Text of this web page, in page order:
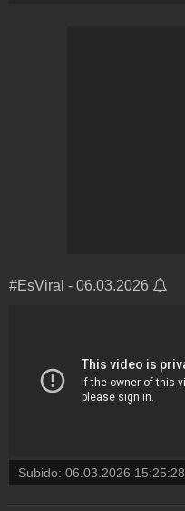
#EsViral - 06.03.2026
Subido: 06.03.2026 15:25:28